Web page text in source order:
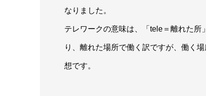
なりました。
テレワークの意味は、「tele＝離れた所
り、離れた場所で働く訳ですが、働く
想です。